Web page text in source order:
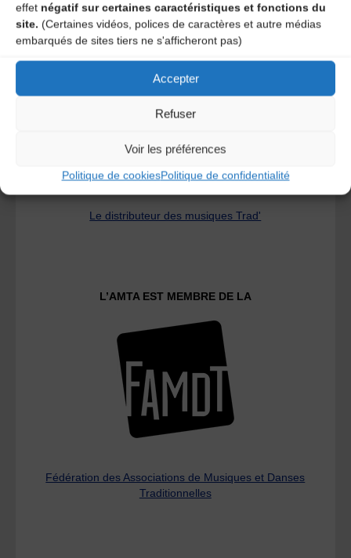
effet négatif sur certaines caractéristiques et fonctions du
site. (Certaines vidéos, polices de caractères et autre médias
embarqués de sites tiers ne s'afficheront pas)
Accepter
Refuser
Voir les préférences
Politique de cookiesPolitique de confidentialité
A DECOUVRIR :
Le distributeur des musiques Trad'
L’AMTA EST MEMBRE DE LA
Fédération des Associations de Musiques et Danses
Traditionnelles